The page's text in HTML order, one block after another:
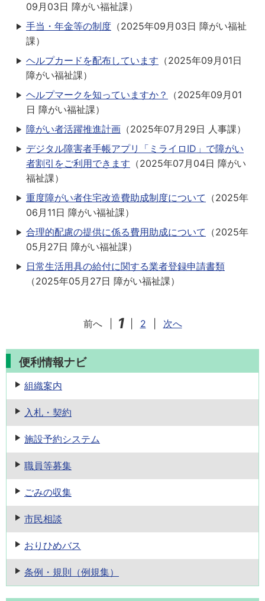
09月03日 障がい福祉課）
手当・年金等の制度 （2025年09月03日 障がい福祉
課）
ヘルプカードを配布しています （2025年09月01日
障がい福祉課）
ヘルプマークを知っていますか？
（2025年09月01
日 障がい福祉課）
障がい者活躍推進計画 （2025年07月29日 人事課）
デジタル障害者手帳アプリ「ミライロID」で障がい
者割引をご利用できます （2025年07月04日 障がい
福祉課）
重度障がい者住宅改造費助成制度について （2025年
06月11日 障がい福祉課）
合理的配慮の提供に係る費用助成について （2025年
05月27日 障がい福祉課）
日常生活用具の給付に関する業者登録申請書類
（2025年05月27日 障がい福祉課）
前へ 1 2 次へ
便利情報ナビ
組織案内
入札・契約
施設予約システム
職員等募集
ごみの収集
市民相談
おりひめバス
条例・規則 （例規集）